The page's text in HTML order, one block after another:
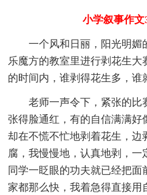
小学叙事作文
一个风和日丽，阳光明媚
乐魔方的教室里进行剥花生大
的时间内，谁剥得花生多，谁
老师一声令下，紧张的比
张得脸通红，有的自信满满好
却在不慌不忙地剥着花生，边
腐，我慢慢地，认真地剥，一
同学一眨眼的功夫就已经把面
家都那么快，我着急得直接用